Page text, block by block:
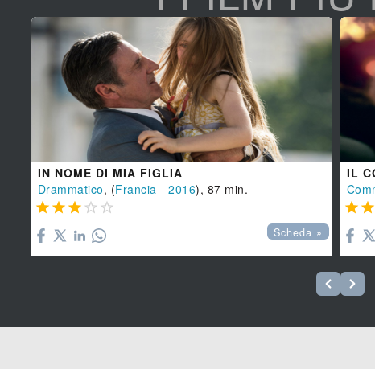
IN NOME DI MIA FIGLIA
Drammatico, (Francia -2016), 87 min.
    
Scheda »
IL
 